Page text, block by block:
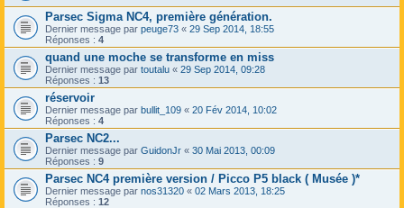
Parsec Sigma NC4, première génération.
Dernier message par peuge73 « 29 Sep 2014, 18:55
Réponses : 4
quand une moche se transforme en miss
Dernier message par toutalu « 29 Sep 2014, 09:28
Réponses : 13
réservoir
Dernier message par bullit_109 « 20 Fév 2014, 10:02
Réponses : 4
Parsec NC2...
Dernier message par GuidonJr « 30 Mai 2013, 00:09
Réponses : 9
Parsec NC4 première version / Picco P5 black ( Musée )*
Dernier message par nos31320 « 02 Mars 2013, 18:25
Réponses : 12